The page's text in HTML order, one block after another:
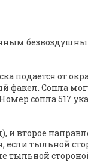
от
факел. Сопла
сопла 517
второе
если тыльной
тыльной